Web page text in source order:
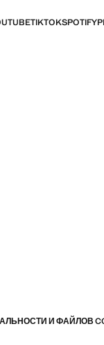
TIKTOKSPOTIFY
И ФАЙЛОВ